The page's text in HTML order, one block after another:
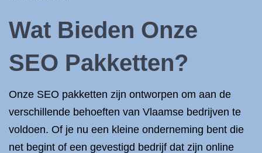
Wat Bieden Onze
SEO Pakketten?
Onze SEO pakketten zijn ontworpen om aan de
verschillende behoeften van Vlaamse bedrijven te
voldoen. Of je nu een kleine onderneming bent die
net begint of een gevestigd bedrijf dat zijn online